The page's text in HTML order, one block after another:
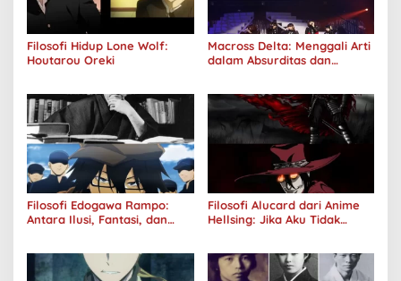
Filosofi Hidup Lone Wolf:
Houtarou Oreki
Macross Delta: Menggali Arti
dalam Absurditas dan
Filosofi Edogawa Rampo:
Antara Ilusi, Fantasi, dan
Filosofi Alucard dari Anime
Hellsing: Jika Aku Tidak